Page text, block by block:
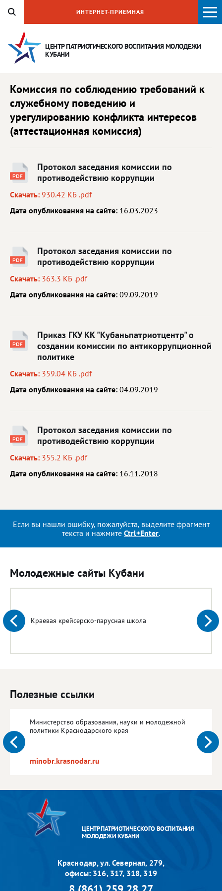
ЦЕНТР ПАТРИОТИЧЕСКОГО ВОСПИТАНИЯМОЛОДЕЖИ
КУБАНИ
ИНТЕРНЕТ-ПРИЕМНАЯ
Комиссия по соблюдению требований к
служебному поведению и
урегулированию конфликта интересов
(аттестационная комиссия)
Протокол заседания комиссии по
противодействию коррупции
Скачать: 930.42 КБ .pdf
Дата опубликования на сайте: 16.03.2023
Протокол заседания комиссии по
противодействию коррупции
Скачать: 363.3 КБ .pdf
Дата опубликования на сайте: 09.09.2019
Приказ ГКУ КК "Кубаньпатриотцентр" о
создании комиссии по антикоррупционной
политике
Скачать: 359.04 КБ .pdf
Дата опубликования на сайте: 04.09.2019
Протокол заседания комиссии по
противодействию коррупции
Скачать: 355.2 КБ .pdf
Дата опубликования на сайте: 16.11.2018
Если вы нашли ошибку, пожалуйста, выделите фрагмент
текста и нажмите Ctrl+Enter.
Молодежные сайты Кубани
Краевая крейсерско-парусная школа
Полезные ссылки
Министерство образования, науки и молодежной
политики Краснодарского края
minobr.krasnodar.ru
ЦЕНТР ПАТРИОТИЧЕСКОГО ВОСПИТАНИЯ
МОЛОДЕЖИ КУБАНИ
Краснодар, ул. Северная, 279,
офисы: 316, 317, 318, 319